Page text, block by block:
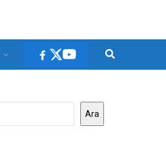
Ara